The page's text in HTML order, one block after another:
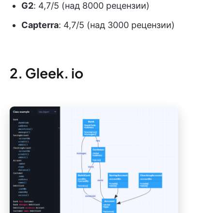
G2: 4,7/5 (над 8000 рецензии)
Capterra: 4,7/5 (над 3000 рецензии)
2. Gleek. io